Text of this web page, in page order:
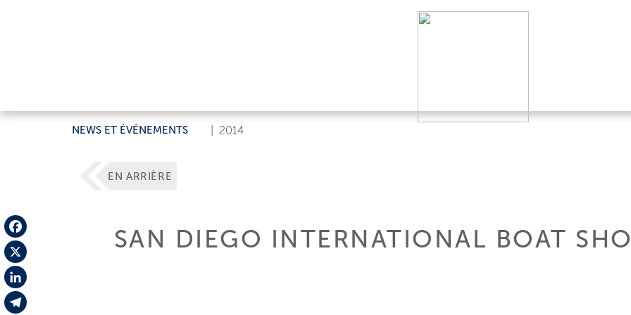
NEWS ET ÉVÉNEMENTS 2014
Facebook
X
LinkedIn
EN ARRIÈRE
SAN DIEGO INTERNATIONAL BOAT